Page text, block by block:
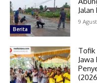
Berita
9
Tofik